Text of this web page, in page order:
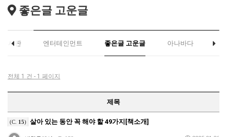
좋은글 고운글
게시판 엔터테인먼트 좋은글 고운글 아나바다
전체 1 건 - 1 페이지
제목
(C. 15) 살아 있는 동안 꼭 해야 할 49가지[책소개]